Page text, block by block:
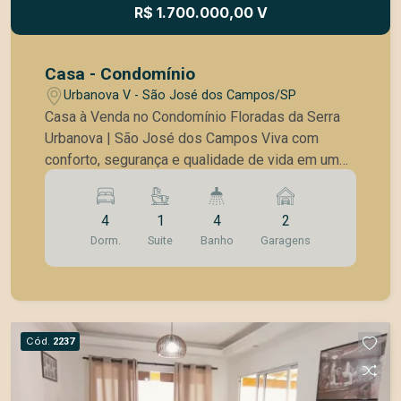
R$ 1.700.000,00 V
Casa - Condomínio
Urbanova V - São José dos Campos/SP
Casa à Venda no Condomínio Floradas da Serra
Urbanova | São José dos Campos Viva com
conforto, segurança e qualidade de vida em um
dos condomínios mais valorizados do Urbanova.
Esta belíssima residência foi projetada para
oferecer ambientes amplos, bem iluminados e
integrados, proporcionando praticidade e
sofisticação para toda a família. O imóvel conta
e desfrutar de momentos especiais. Destaques
do imóvel: Ampla sala de estar e jantar
integradas; Cozinha espaçosa e funcional; Suítes
confortáveis, com excelente iluminação natural;
4
Dorm.
1
Suite
4
Banho
2
Garagens
Cód. 2237